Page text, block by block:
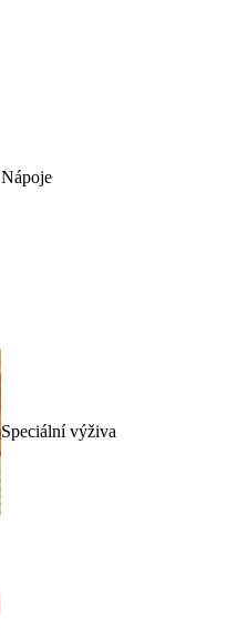
Nápoje
Speciální výživa